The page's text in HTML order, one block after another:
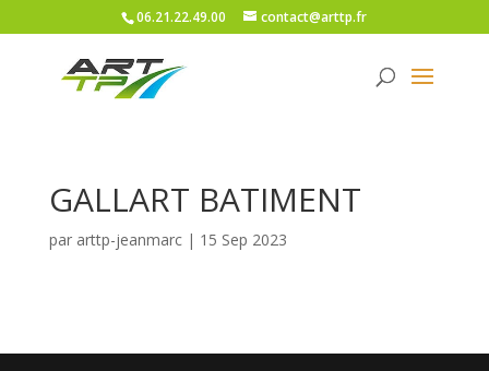
06.21.22.49.00 contact@arttp.fr
GALLART BATIMENT
par arttp-jeanmarc| 15 Sep 2023